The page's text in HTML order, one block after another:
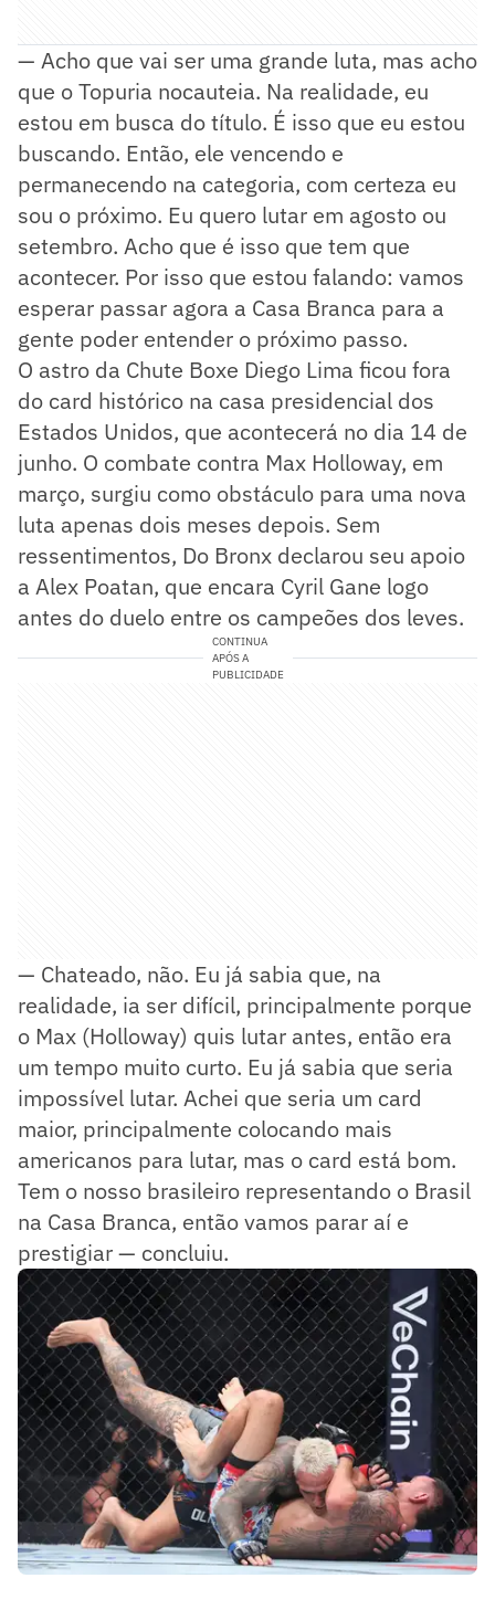
— Acho que vai ser uma grande luta, mas acho
que o Topuria nocauteia. Na realidade, eu
estou em busca do título. É isso que eu estou
buscando. Então, ele vencendo e
permanecendo na categoria, com certeza eu
sou o próximo. Eu quero lutar em agosto ou
setembro. Acho que é isso que tem que
acontecer. Por isso que estou falando: vamos
esperar passar agora a Casa Branca para a
gente poder entender o próximo passo.
O astro da Chute Boxe Diego Lima ficou fora
do card histórico na casa presidencial dos
Estados Unidos, que acontecerá no dia 14 de
junho. O combate contra Max Holloway, em
março, surgiu como obstáculo para uma nova
luta apenas dois meses depois. Sem
ressentimentos, Do Bronx declarou seu apoio
a Alex Poatan, que encara Cyril Gane logo
antes do duelo entre os campeões dos leves.
CONTINUA
APÓS A
PUBLICIDADE
— Chateado, não. Eu já sabia que, na
realidade, ia ser difícil, principalmente porque
o Max (Holloway) quis lutar antes, então era
um tempo muito curto. Eu já sabia que seria
impossível lutar. Achei que seria um card
maior, principalmente colocando mais
americanos para lutar, mas o card está bom.
Tem o nosso brasileiro representando o Brasil
na Casa Branca, então vamos parar aí e
prestigiar — concluiu.